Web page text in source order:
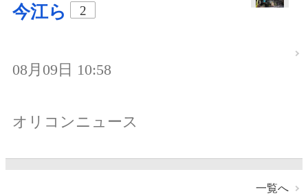
今江ら
2
08月09日 10:58
オリコンニュース
一覧へ